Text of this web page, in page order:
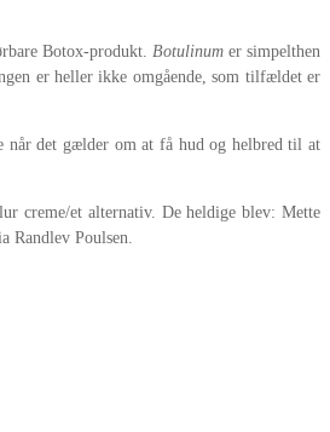
Botox-produkt. Botulinumer simpelthen
er heller ikke omgående, som tilfældet er
når det gælder om at få hud og helbred til at
creme/et alternativ. De heldige blev: Mette
Randlev Poulsen.